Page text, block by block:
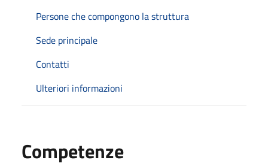
Persone che compongono la struttura
Sede principale
Contatti
Ulteriori informazioni
Competenze